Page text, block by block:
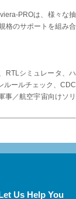
PROは、様々な抽
格のサポートを組み合
RTLシミュレータ、ハ
ルールチェック、CDC
事／航空宇宙向けソリ
Us Help You